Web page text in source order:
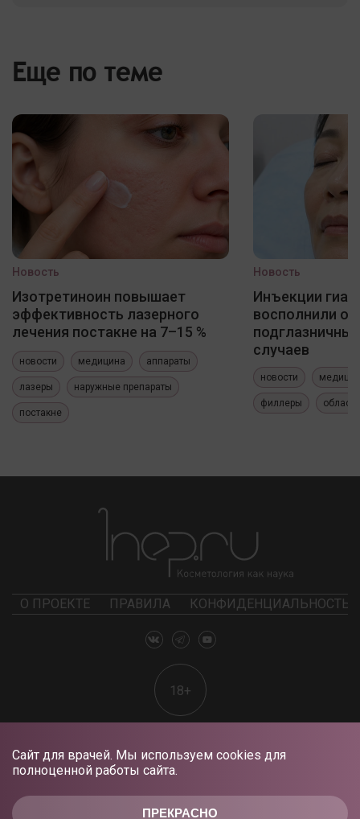
ПРЕКРАСНО
Сайт для врачей. Мы используем cookies для
полноценной работы сайта.
Еще по теме
Новость
Изотретиноин повышает
эффективность лазерного
лечения постакне на 7–15 %
новости медицина аппараты
лазеры наружные препараты
постакне
Новость
Инъекции
восполнили
случаев
новости
филлеры
О ПРОЕКТЕ ПРАВИЛА КОНФИДЕНЦИАЛЬНОСТЬ
18+